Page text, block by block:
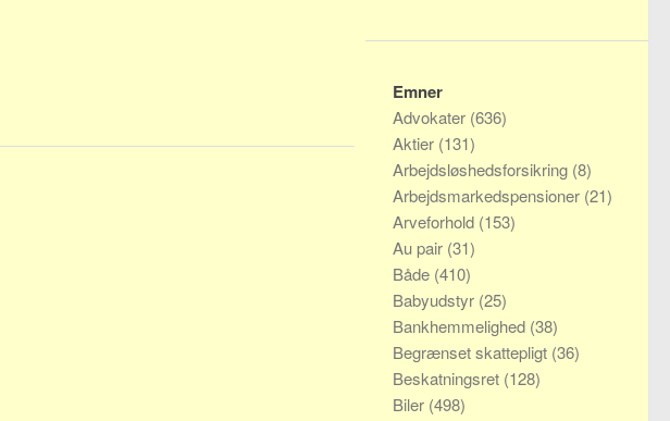
Emner
Advokater (636)
Aktier (131)
Arbejdsløshedsforsikring (8)
Arbejdsmarkedspensioner (21)
Arveforhold (153)
Au pair (31)
Både (410)
Babyudstyr (25)
Bankhemmelighed (38)
Begrænset skattepligt (36)
Beskatningsret (128)
Biler (498)